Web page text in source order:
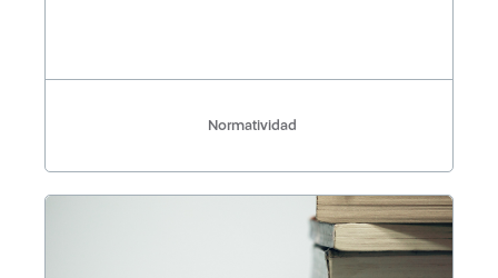
Normatividad